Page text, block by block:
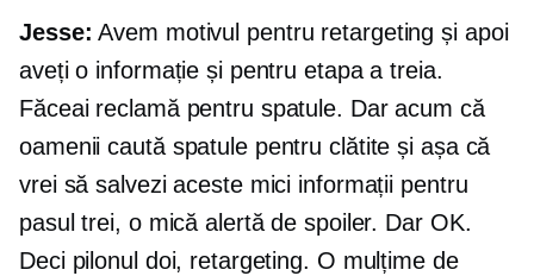
Jesse: Avem motivul pentru retargeting și apoi
aveți o informație și pentru etapa a treia.
Făceai reclamă pentru spatule. Dar acum că
oamenii caută spatule pentru clătite și așa că
vrei să salvezi aceste mici informații pentru
pasul trei, o mică alertă de spoiler. Dar OK.
Deci pilonul doi, retargeting. O mulțime de